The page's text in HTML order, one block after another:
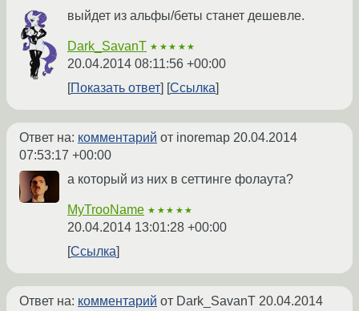
выйдет из альфы/беты станет дешевле.
Dark_SavanT ★★★★★
20.04.2014 08:11:56 +00:00
Показать ответ
Ссылка
Ответ на: комментарий от inoremap 20.04.2014
07:53:17 +00:00
а который из них в сеттинге фолаута?
MyTrooName ★★★★★
20.04.2014 13:01:28 +00:00
Ссылка
Ответ на: комментарий от Dark_SavanT 20.04.2014